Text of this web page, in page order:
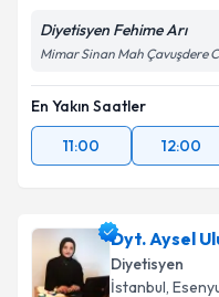
Diyetisyen Fehime Arı
Mimar Sinan Mah Çavuşdere
En Yakın Saatler
11:00
12:00
Dyt. Aysel
Diyetisyen
İstanbul,